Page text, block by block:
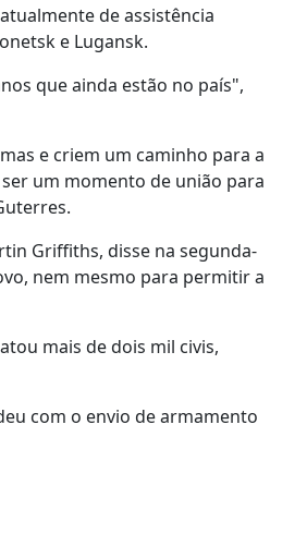
de assistência
e Lugansk.
que ainda estão no país",
e criem um caminho para a
um momento de união para
Griffiths, disse na segunda-
nem mesmo para permitir a
mais de dois mil civis,
com o envio de armamento